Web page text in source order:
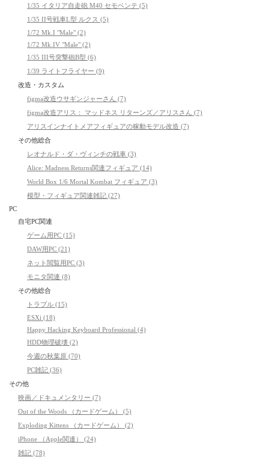
1/35 イタリア自走砲 M40 セモベンテ (5)
1/35 II号戦車L型 ルクス (5)
1/72 Mk.I "Male" (2)
1/72 Mk.IV "Male" (2)
1/35 III号突撃砲B型 (6)
1/39 ライトフライヤー (9)
改造・カスタム
figma改造ウサギンジャーさん (7)
figma改造アリス： マッドネス リターンズ／アリスさん (7)
アリスインナイトメアフィギュアの稼動モデル改造 (7)
その他総合
レオナルド・ダ・ヴィンチの戦車 (3)
Alice: Madness Returns関連フィギュア (14)
World Box 1/6 Mortal Kombat フィギュア (3)
模型・フィギュア関連雑記 (27)
PC
自宅PC関連
ゲーム用PC (15)
DAW用PC (21)
ネット閲覧用PC (3)
モニタ関連 (8)
その他総合
トラブル (15)
ESXi (18)
Happy Hacking Keyboard Professional (4)
HDD物理破壊 (2)
今週の秋葉原 (70)
PC雑記 (36)
その他
映画／ドキュメンタリー (7)
Out of the Woods （カードゲーム） (5)
Exploding Kittens （カードゲーム） (2)
iPhone （Apple関連） (24)
雑記 (78)